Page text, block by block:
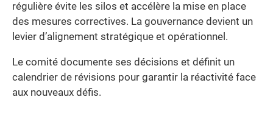
régulière évite les silos et accélère la mise en place
des mesures correctives. La gouvernance devient un
levier d’alignement stratégique et opérationnel.
Le comité documente ses décisions et définit un
calendrier de révisions pour garantir la réactivité face
aux nouveaux défis.